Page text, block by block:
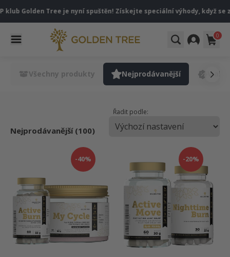
Golden Tree je nyní spuštěn! Získejte speciální výhody, když se
0
Všechny produkty Nejprodávanější V akci
Nejprodávanější (100)
Řadit podle:
-40% -20%